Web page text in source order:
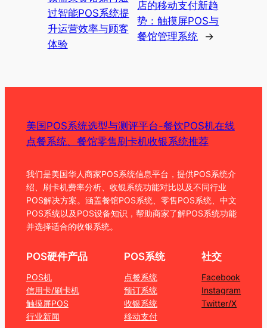
过智能POS系统提
升运营效率与顾客
体验
店的移动支付新趋
势：触摸屏POS与
餐馆管理系统
→
美国POS系统选型与测评平台-餐饮POS机在线
点餐系统、餐馆零售刷卡机收银系统推荐
我们是美国华人商家POS系统信息平台，提供POS系统介
绍、刷卡机费率分析、收银系统功能对比以及不同行业
POS解决方案。涵盖餐馆POS系统、零售POS系统、中文
POS系统以及POS设备知识，帮助商家了解POS系统功能
并选择适合的收银系统。
POS硬件产品
POS机
信用卡/刷卡机
触摸屏POS
行业新闻
POS系统
点餐系统
预订系统
收银系统
移动支付
社交
Facebook
Instagram
Twitter/X